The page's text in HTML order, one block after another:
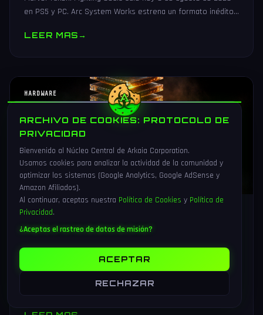
en PS5 y PC. Arc System Works estrena un formato inédito
LEER MAS→
HARDWARE
6 Ago 2026
Samsung zHBM y HBM4E en FMS
2026: la memoria vertical que
multiplica por ocho HBM5
Samsung presenta en FMS 2026 zHBM (memoria 3D vertical
ARCHIVO DE COOKIES: PROTOCOLO DE
PRIVACIDAD
Bienvenido al Núcleo Central de Arkaia Corporation.
Usamos cookies para analizar la actividad de la comunidad y
optimizar los sistemas (Google Analytics, Google AdSense y
Amazon Afiliados).
Al continuar, aceptas nuestra Política de Cookies y Política de
Privacidad.
¿Aceptas el rastreo de datos de misión?
ACEPTAR
RECHAZAR